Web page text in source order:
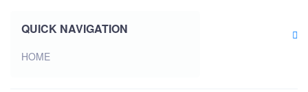
QUICK NAVIGATION
HOME